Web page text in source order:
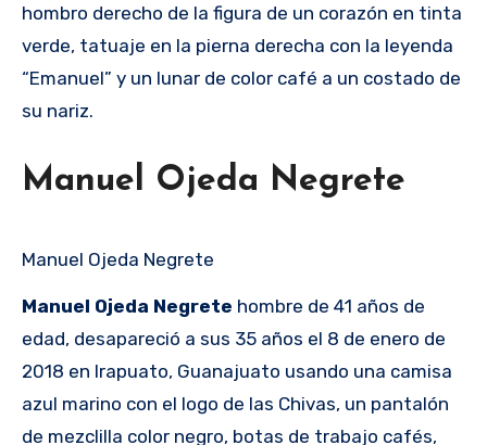
hombro derecho de la figura de un corazón en tinta
verde, tatuaje en la pierna derecha con la leyenda
“Emanuel” y un lunar de color café a un costado de
su nariz.
Manuel Ojeda Negrete
Manuel Ojeda Negrete
Manuel Ojeda Negrete hombre de 41 años de
edad, desapareció a sus 35 años el 8 de enero de
2018 en Irapuato, Guanajuato usando una camisa
azul marino con el logo de las Chivas, un pantalón
de mezclilla color negro, botas de trabajo cafés,